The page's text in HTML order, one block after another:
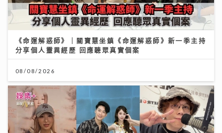
《命運解惑師》｜關寶慧坐鎮《命運解惑師》新一季主持
分享個人靈異經歷 回應聽眾真實個案
08/08/2026